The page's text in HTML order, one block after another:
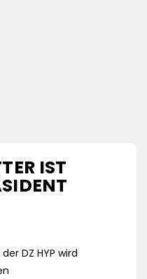
IST
DZ HYP wird